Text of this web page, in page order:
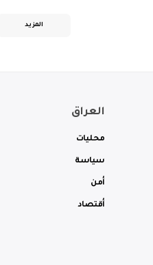
المزيد
العراق
محليات
سياسة
أمن
أقتصاد